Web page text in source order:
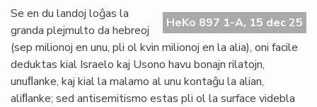
HeKo 897 1-A, 15 dec 25
Se en du landoj loĝas la
granda plejmulto da hebreoj
(sep milionoj en unu, pli ol kvin milionoj en la alia), oni facile
deduktas kial Israelo kaj Usono havu bonajn rilatojn,
unuﬂanke, kaj kial la malamo al unu kontaĝu la alian,
aliﬂanke; sed antisemitismo estas pli ol la surface videbla